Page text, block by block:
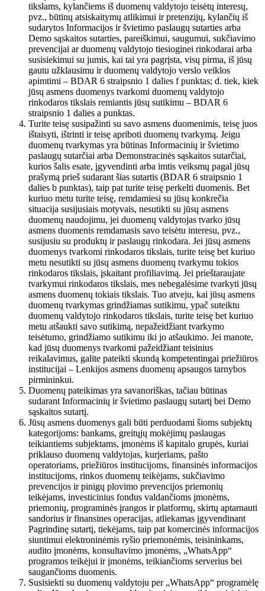
tikslams, kylančiems iš duomenų valdytojo teisėtų interesų,
pvz., būtinų atsiskaitymų atlikimui ir pretenzijų, kylančių iš
sudarytos Informacijos ir švietimo paslaugų sutarties arba
Demo sąskaitos sutarties, pareiškimui, saugumui, sukčiavimo
prevencijai ar duomenų valdytojo tiesioginei rinkodarai arba
susisiekimui su jumis, kai tai yra pagrįsta, visų pirma, iš jūsų
gautu užklausimu ir duomenų valdytojo verslo veiklos
apimtimi – BDAR 6 straipsnio 1 dalies f punktas; d. tiek, kiek
jūsų asmens duomenys tvarkomi duomenų valdytojo
rinkodaros tikslais remiantis jūsų sutikimu – BDAR 6
straipsnio 1 dalies a punktas.
Turite teisę susipažinti su savo asmens duomenimis, teisę juos
ištaisyti, ištrinti ir teisę apriboti duomenų tvarkymą. Jeigu
duomenų tvarkymas yra būtinas Informacinių ir švietimo
paslaugų sutarčiai arba Demonstracinės sąskaitos sutarčiai,
kurios šalis esate, įgyvendinti arba imtis veiksmų pagal jūsų
prašymą prieš sudarant šias sutartis (BDAR 6 straipsnio 1
dalies b punktas), taip pat turite teisę perkelti duomenis. Bet
kuriuo metu turite teisę, remdamiesi su jūsų konkrečia
situacija susijusiais motyvais, nesutikti su jūsų asmens
duomenų naudojimu, jei duomenų valdytojas tvarko jūsų
asmens duomenis remdamasis savo teisėtu interesu, pvz.,
susijusiu su produktų ir paslaugų rinkodara. Jei jūsų asmens
duomenys tvarkomi rinkodaros tikslais, turite teisę bet kuriuo
metu nesutikti su jūsų asmens duomenų tvarkymu tokios
rinkodaros tikslais, įskaitant profiliavimą. Jei prieštaraujate
tvarkymui rinkodaros tikslais, mes nebegalėsime tvarkyti jūsų
asmens duomenų tokiais tikslais. Tuo atveju, kai jūsų asmens
duomenų tvarkymas grindžiamas sutikimu, ypač suteiktu
duomenų valdytojo rinkodaros tikslais, turite teisę bet kuriuo
metu atšaukti savo sutikimą, nepažeidžiant tvarkymo
teisėtumo, grindžiamo sutikimu iki jo atšaukimo. Jei manote,
kad jūsų duomenys tvarkomi pažeidžiant teisinius
reikalavimus, galite pateikti skundą kompetentingai priežiūros
institucijai – Lenkijos asmens duomenų apsaugos tarnybos
pirmininkui.
Duomenų pateikimas yra savanoriškas, tačiau būtinas
sudarant Informacinių ir švietimo paslaugų sutartį bei Demo
sąskaitos sutartį.
Jūsų asmens duomenys gali būti perduodami šioms subjektų
kategorijoms: bankams, greitųjų mokėjimų paslaugas
teikiantiems subjektams, įmonėms iš kapitalo grupės, kuriai
priklauso duomenų valdytojas, kurjeriams, pašto
operatoriams, priežiūros institucijoms, finansinės informacijos
institucijoms, rinkos duomenų teikėjams, sukčiavimo
prevencijos ir pinigų plovimo prevencijos priemonių
teikėjams, investicinius fondus valdančioms įmonėms,
priemonių, programinės įrangos ir platformų, skirtų aptarnauti
sandorius ir finansines operacijas, atliekamas įgyvendinant
Pagrindinę sutartį, tiekėjams, taip pat komercinės informacijos
siuntimui elektroninėmis ryšio priemonėmis, teisininkams,
audito įmonėms, konsultavimo įmonėms, „WhatsApp“
programos teikėjui ir įmonėms, teikiančioms serverius bei
saugančioms duomenis.
Susisiekti su duomenų valdytoju per „WhatsApp“ programėlę